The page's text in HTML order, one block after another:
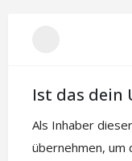
Ist das dein
Als Inhaber
übernehmen, um